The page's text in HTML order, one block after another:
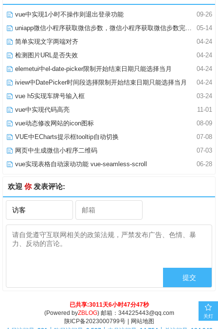
09-26
vue中实现1小时不操作则退出登录功能
05-14
uniapp微信小程序获取微信步数，微信小程序获取微信步数完整版
04-24
简单实现文字两端对齐
04-24
检测图片URL是否失效
04-24
elemetui中el-date-picker限制开始结束日期只能选择当月
04-24
iview中DatePicker时间段选择限制开始结束日期只能选择当月
03-24
vue h5实现车牌号输入框
11-01
vue中实现代码高亮
08-09
vue动态修改网站的icon图标
07-08
VUE中ECharts提示框tooltip自动切换
07-03
网页中生成微信小程序二维码
06-28
vue实现表格自动滚动功能 vue-seamless-scroll
欢迎 你发表评论:
已共享:3011天6小时47分47秒
(Powered byZBLOG) 邮箱：344225443@qq.com
陕ICP备2023000799号
网站地图
关灯